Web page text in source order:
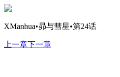
XManhua•昴与彗星•第24话
上一章下一章